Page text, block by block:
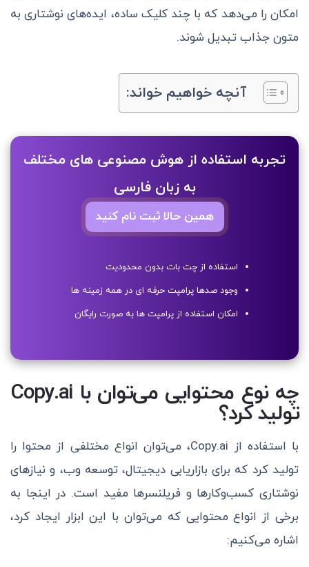
امکان را می‌دهد که با چند کلیک ساده، ایده‌های نوشتاری به
متون جذاب تبدیل شوند.
آنچه خواهیم خواند:
تجربه استفاده از هوش مصنوعی های مختلف
به زبان فارسی
همین حالا ثبت نام کنید
استفاده از چت بات بدون محدودیت
وجود صدها پرامپت حرفه ای در همه زمینه ها
امکان استفاده از پرامپت ها به صورت رایگان
چه نوع محتوایی می‌توان با Copy.ai
تولید کرد؟
با استفاده از Copy.ai، می‌توان انواع مختلفی از محتوا را
تولید کرد که برای بازاریابی دیجیتال، توسعه وب، و نیازهای
نوشتاری کسب‌وکارها و فریلنسرها مفید است. در اینجا به
برخی از انواع محتوایی که می‌توان با این ابزار ایجاد کرد،
اشاره می‌کنیم: